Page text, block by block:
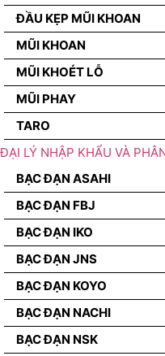
ĐẦU KẸP MŨI KHOAN
MŨI KHOAN
MŨI KHOÉT LỖ
MŨI PHAY
TARO
ĐẠI LÝ NHẬP KHẨU VÀ
BẠC ĐẠN ASAHI
BẠC ĐẠN FBJ
BẠC ĐẠN IKO
BẠC ĐẠN JNS
BẠC ĐẠN KOYO
BẠC ĐẠN NACHI
BẠC ĐẠN NSK